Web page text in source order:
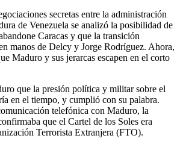
secretas entre la administración
de Venezuela se analizó la posibilidad de
Caracas y que la transición
manos de Delcy y Jorge Rodríguez. Ahora,
Maduro y sus jerarcas escapen en el corto
que la presión política y militar sobre el
en el tiempo, y cumplió con su palabra.
telefónica con Maduro, la
que el Cartel de los Soles era
Terrorista Extranjera (FTO).